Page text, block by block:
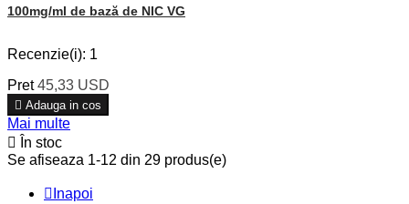
100mg/ml de bază de NIC VG
Recenzie(i): 1
Pret 45,33 USD
 Adauga in cos
Mai multe

În stoc
Se afiseaza 1-12 din 29 produs(e)
 Inapoi